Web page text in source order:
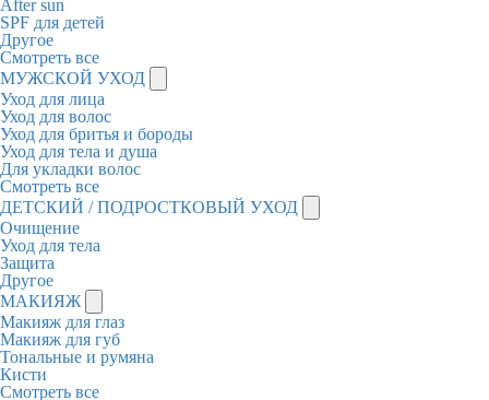
After sun
SPF для детей
Другое
Смотреть все
МУЖСКОЙ УХОД
Уход для лица
Уход для волос
Уход для бритья и бороды
Уход для тела и душа
Для укладки волос
Смотреть все
ДЕТСКИЙ / ПОДРОСТКОВЫЙ УХОД
Очищение
Уход для тела
Защита
Другое
МАКИЯЖ
Макияж для глаз
Макияж для губ
Тональные и румяна
Кисти
Смотреть все